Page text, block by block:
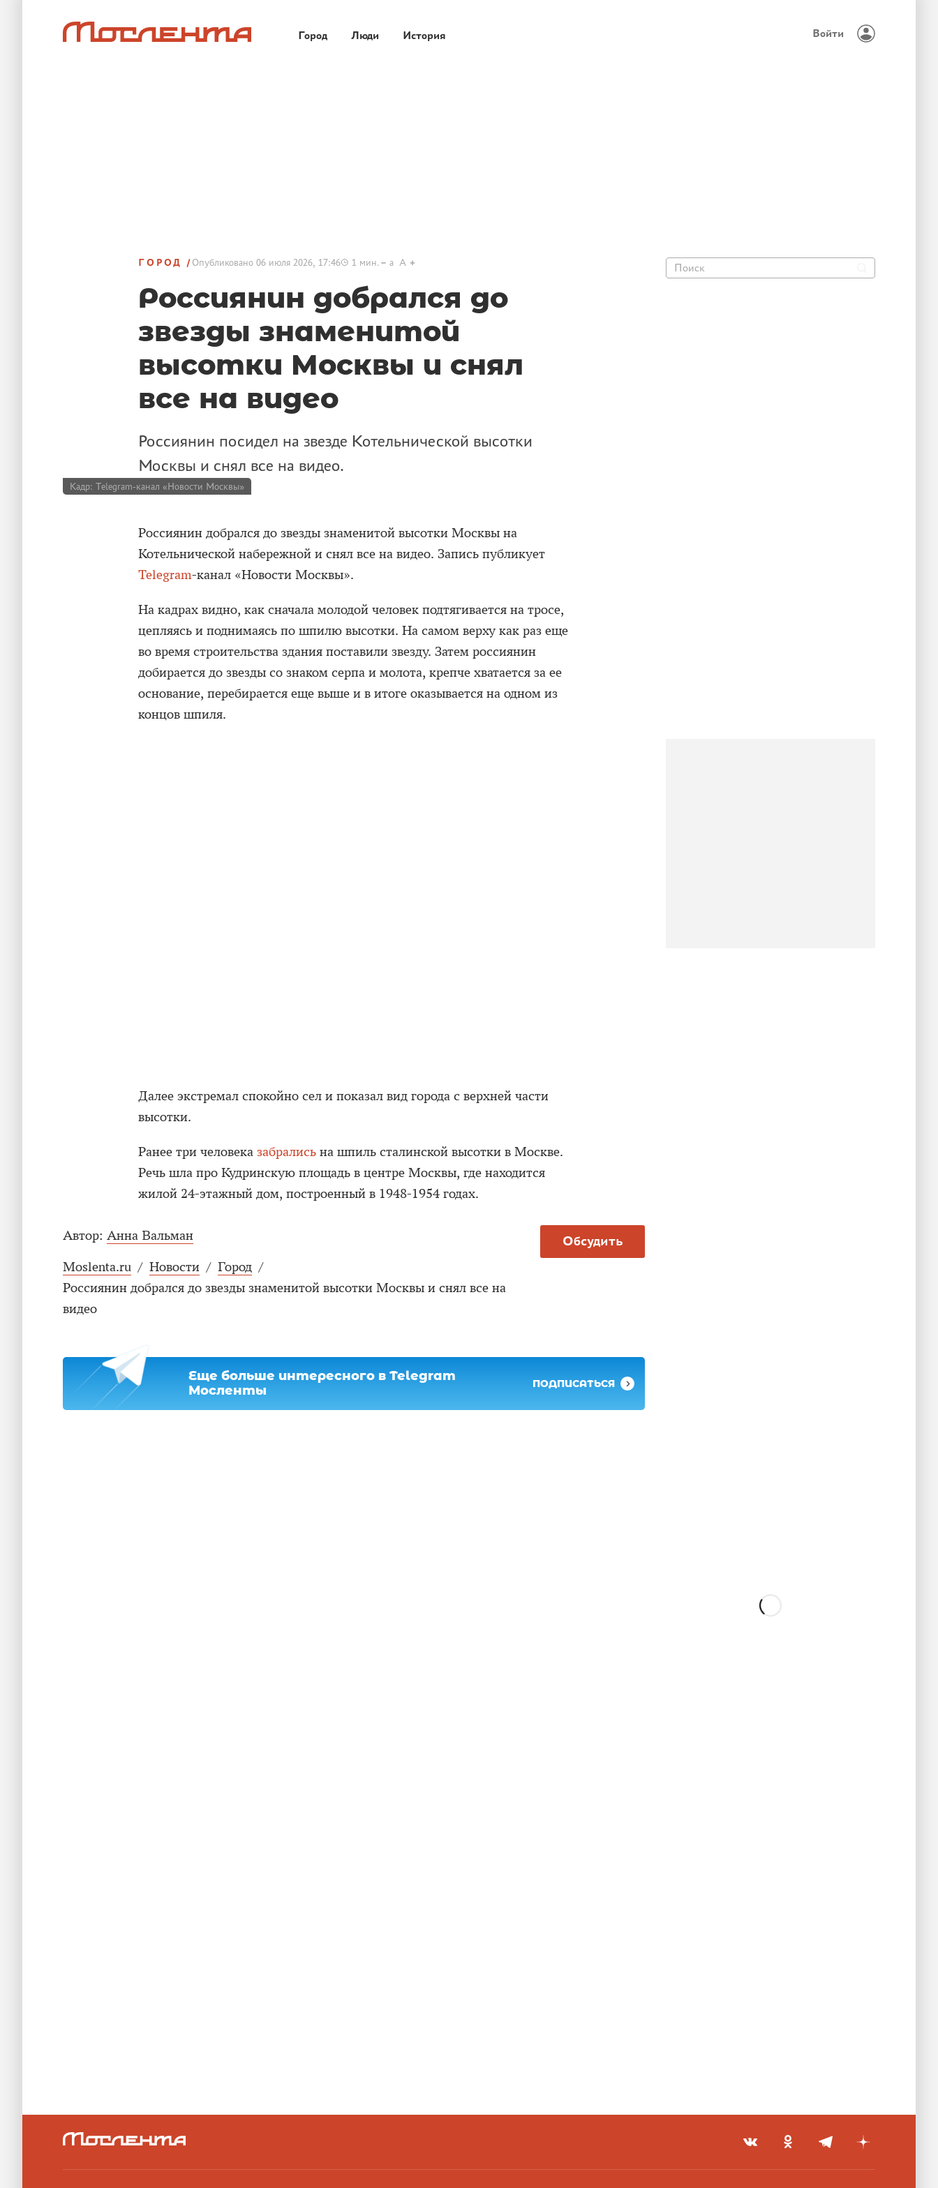
Город Люди История Войти
ГОРОД Опубликовано 06 июля 2026, 17:46 1 мин. a A
Россиянин добрался до
звезды знаменитой
высотки Москвы и снял
все на видео
Россиянин посидел на звезде Котельнической высотки
Москвы и снял все на видео.
Кадр: Telegram-канал «Новости Москвы»
Россиянин добрался до звезды знаменитой высотки Москвы на
Котельнической набережной и снял все на видео. Запись публикует
Telegram-канал «Новости Москвы».
На кадрах видно, как сначала молодой человек подтягивается на тросе,
цепляясь и поднимаясь по шпилю высотки. На самом верху как раз еще
во время строительства здания поставили звезду. Затем россиянин
добирается до звезды со знаком серпа и молота, крепче хватается за ее
основание, перебирается еще выше и в итоге оказывается на одном из
концов шпиля.
Далее экстремал спокойно сел и показал вид города с верхней части
высотки.
Ранее три человека забрались на шпиль сталинской высотки в Москве.
Речь шла про Кудринскую площадь в центре Москвы, где находится
жилой 24-этажный дом, построенный в 1948-1954 годах.
Обсудить
Автор: Анна Вальман
Moslenta.ru / Новости / Город /
Россиянин добрался до звезды знаменитой высотки Москвы и снял все на
видео
Еще больше интересного в Telegram
Мосленты
ПОДПИСАТЬСЯ